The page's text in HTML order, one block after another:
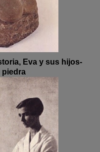
Eva y sus hijos-
piedra